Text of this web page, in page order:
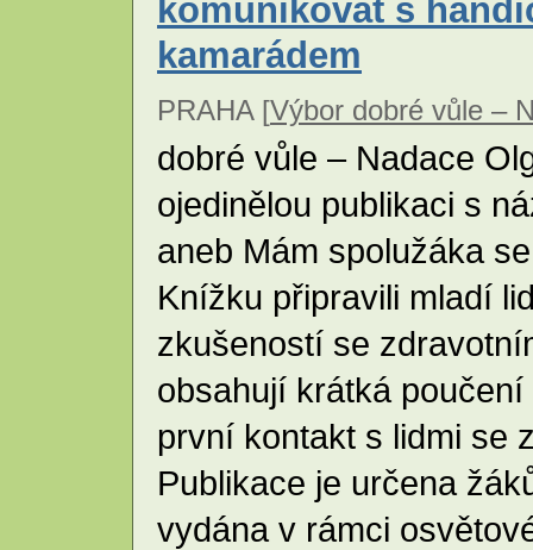
komunikovat s
kamarádem
PRAHA [Výbor dobré vůle –
dobré vůle – Nadace
ojedinělou publikaci s
aneb Mám spolužáka
Knížku připravili mladí
zkušeností se
obsahují krátká
první kontakt s lidmi se
Publikace je určena
vydána v rámci